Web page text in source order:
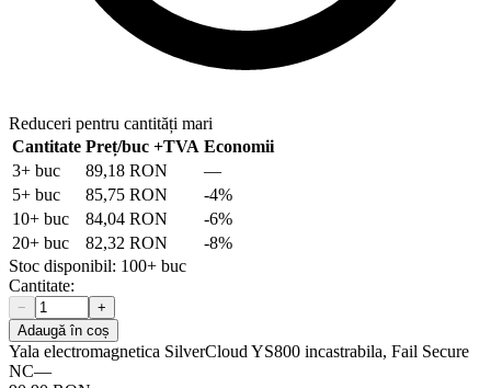
Reduceri pentru cantități mari
Cantitate Preț/buc +TVA Economii
3+ buc 89,18 RON
—
5+ buc 85,75 RON -4%
10+ buc 84,04 RON -6%
20+ buc 82,32 RON -8%
Stoc disponibil: 100+ buc
Cantitate:
−
+
Adaugă în coș
Yala electromagnetica SilverCloud YS800 incastrabila, Fail Secure
NC—